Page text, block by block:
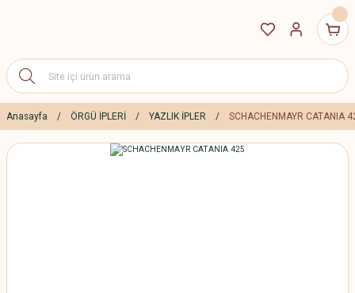
Anasayfa ÖRGÜ İPLERİ YAZLIK İPLER SCHACHENMAYR CATANIA